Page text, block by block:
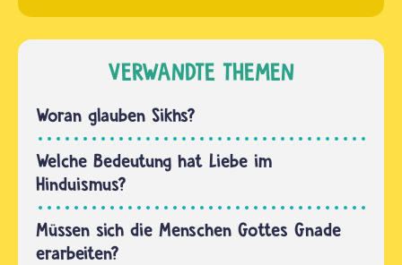
bringen.Jeder…
gilt die
Einehe.
Danach
Frauen
ebenso
wie
Männer
nur einen
einzigen
Ehepartner
VERWANDTE THEMEN
Woran glauben Sikhs?
Welche Bedeutung hat Liebe im
Hinduismus?
Müssen sich die Menschen Gottes Gnade
erarbeiten?